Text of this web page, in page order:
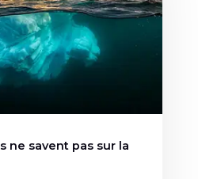
ne savent pas sur la